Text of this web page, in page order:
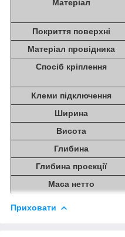
Матеріал
Покриття поверхні
Матеріал провідника
Спосіб кріплення
Клеми підключення
Ширина
Висота
Глибина
Глибина проекції
Маса нетто
Приховати